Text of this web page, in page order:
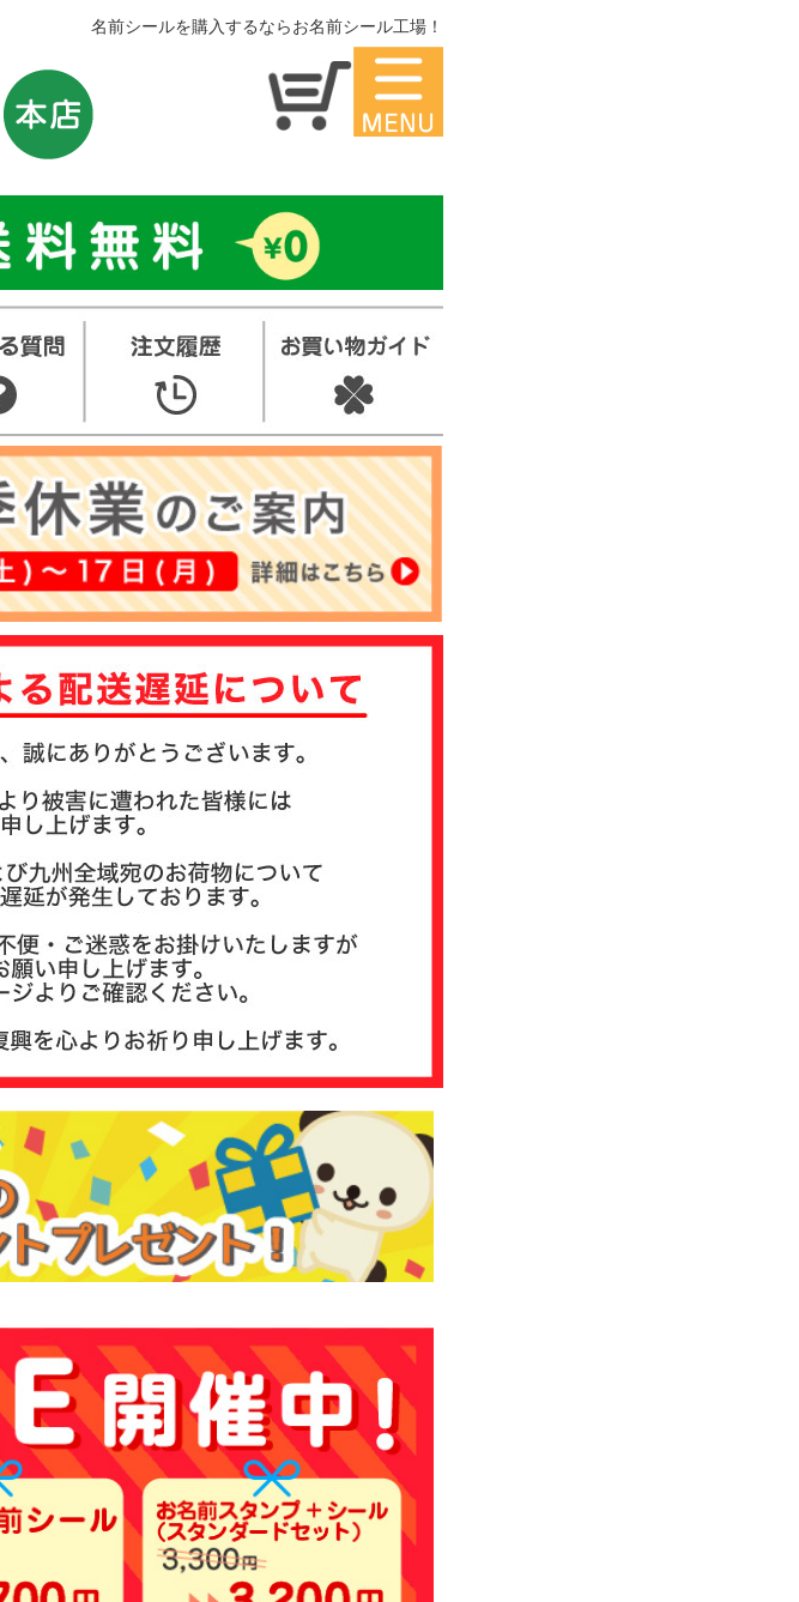
名前シールを購入するならお名前シール工場！
マイページ
お名前
シール
ル
お買い
得セッ
プ
その他
注文履歴
お支払いについ
て
納期・発送方法に
商品ガイド
お問い合わせ
お客様へのお知
らせ
会員登録